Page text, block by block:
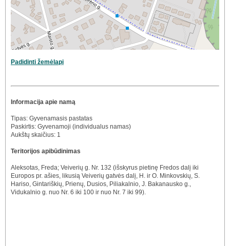
Padidinti žemėlapį
Informacija apie namą
Tipas: Gyvenamasis pastatas
Paskirtis: Gyvenamoji (individualus namas)
Aukštų skaičius: 1
Teritorijos apibūdinimas
Aleksotas, Freda; Veiverių g. Nr. 132 (išskyrus pietinę Fredos dalį iki
Europos pr. ašies, likusią Veiverių gatvės dalį, H. ir O. Minkovskių, S.
Hariso, Gintariškių, Prienų, Dusios, Piliakalnio, J. Bakanausko g.,
Vidukalnio g. nuo Nr. 6 iki 100 ir nuo Nr. 7 iki 99).